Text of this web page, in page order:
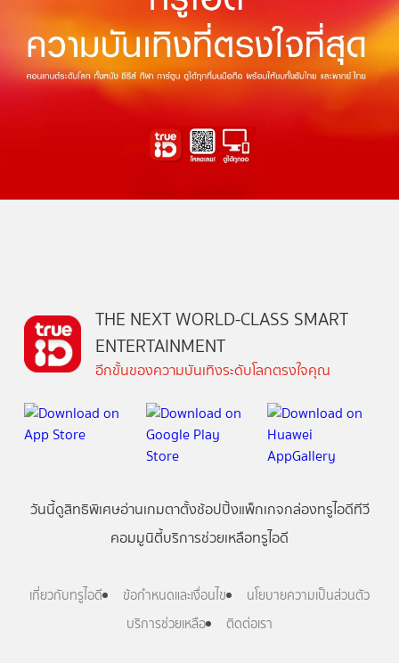
THE NEXT WORLD-CLASS SMART
ENTERTAINMENT
อีกขั้นของความบันเทิงระดับโลกตรงใจคุณ
วันนี้ดูสิทธิพิเศษอ่านเกมตาตั้งช้อปปิ้งแพ็กเกจกล่องทรูไอดีทีวี
คอมมูนิตี้บริการช่วยเหลือทรูไอดี
เกี่ยวกับทรูไอดี ข้อกำหนดและเงื่อนไข
นโยบายความเป็นส่วนตัว
บริการช่วยเหลือ
ติดต่อเรา